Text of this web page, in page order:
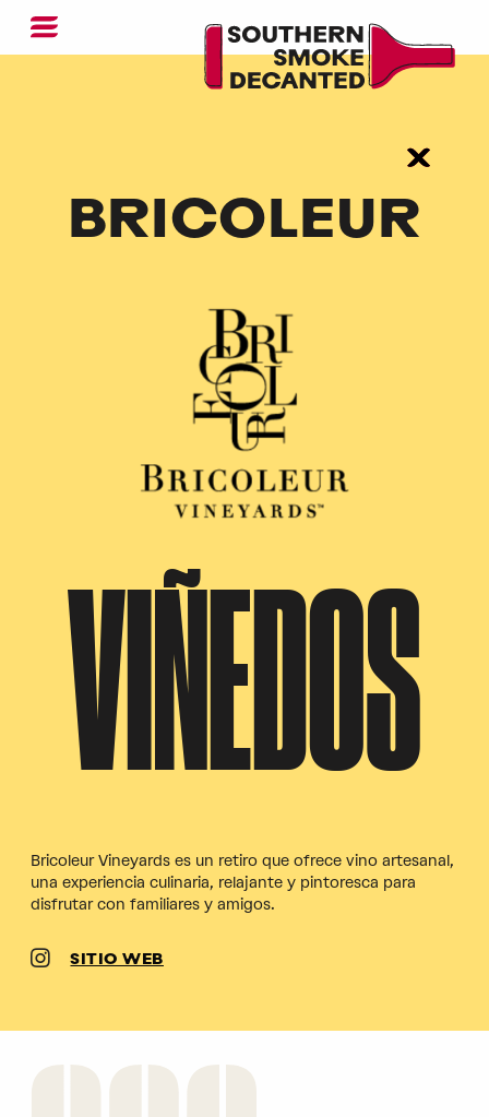
BRICOLEUR
VIÑEDOS
Bricoleur Vineyards es un retiro que ofrece vino artesanal,
una experiencia culinaria, relajante y pintoresca para
disfrutar con familiares y amigos.
SITIO WEB